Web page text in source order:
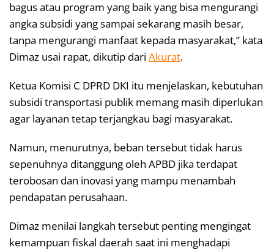
bagus atau program yang baik yang bisa mengurangi
angka subsidi yang sampai sekarang masih besar,
tanpa mengurangi manfaat kepada masyarakat,” kata
Dimaz usai rapat, dikutip dari Akurat.
Ketua Komisi C DPRD DKI itu menjelaskan, kebutuhan
subsidi transportasi publik memang masih diperlukan
agar layanan tetap terjangkau bagi masyarakat.
Namun, menurutnya, beban tersebut tidak harus
sepenuhnya ditanggung oleh APBD jika terdapat
terobosan dan inovasi yang mampu menambah
pendapatan perusahaan.
Dimaz menilai langkah tersebut penting mengingat
kemampuan fiskal daerah saat ini menghadapi